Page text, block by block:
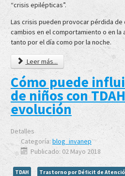
“crisis epilépticas”.
Las crisis pueden provocar pérdida
cambios en el comportamiento o en la
tanto por el día como por la noche.
Leer más...
Cómo puede
de niños con
evolución
Detalles
Categoría: blog_invanep
Publicado: 02 Mayo 2018
TDAH Trastorno por Déficit de